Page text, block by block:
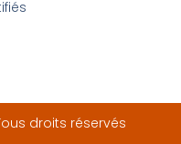
droits réservés